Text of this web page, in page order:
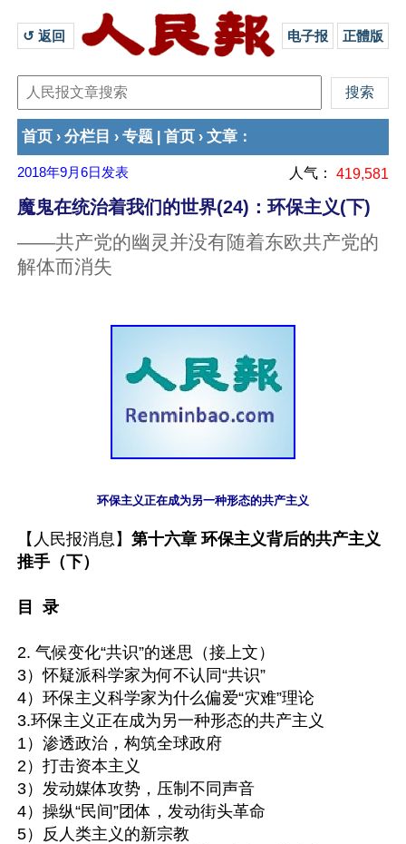
↺ 返回 电子报 正體版
首页 › 分栏目 › 专题 首页 › 文章 ：
2018年9月6日 发表 人气： 419,581
魔鬼在统治着我们的世界(24)：环保主义(下)
——共产党的幽灵并没有随着东欧共产党的
解体而消失
环保主义正在成为另一种形态的共产主义
【人民报消息】 第十六章 环保主义背后的共产主义
推手（下）
目  录
2. 气候变化“共识”的迷思（接上文）
3）怀疑派科学家为何不认同“共识”
4）环保主义科学家为什么偏爱“灾难”理论
3.环保主义正在成为另一种形态的共产主义
1）渗透政治，构筑全球政府
2）打击资本主义
3）发动媒体攻势，压制不同声音
4）操纵“民间”团体，发动街头革命
5）反人类主义的新宗教